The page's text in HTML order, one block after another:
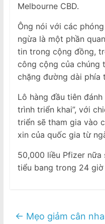
Melbourne CBD.
Ông nói với các
ngừa là một phần
tin trong cộng đồng,
công cộng của chúng
chặng đường dài phía
Lô hàng đầu tiên
trình triển khai”, với
triển sẽ tham gia vào
xin của quốc gia từ
50,000 liều Pfizer
tiểu bang trong 24 giờ
← Mẹo giảm cân